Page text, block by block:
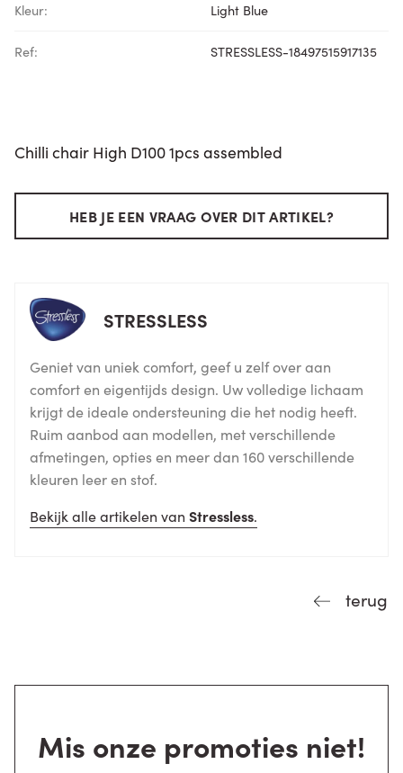
Kleur: Light Blue
Ref: STRESSLESS-18497515917135
Chilli chair High D100 1pcs assembled
HEB JE EEN VRAAG OVER DIT ARTIKEL?
STRESSLESS
Geniet van uniek comfort, geef u zelf over aan
comfort en eigentijds design. Uw volledige lichaam
krijgt de ideale ondersteuning die het nodig heeft.
Ruim aanbod aan modellen, met verschillende
afmetingen, opties en meer dan 160 verschillende
kleuren leer en stof.
Bekijk alle artikelen van Stressless.
terug
Mis onze promoties niet!